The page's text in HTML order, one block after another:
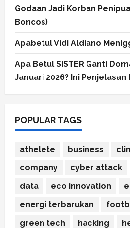
Godaan Jadi Korban
Boncos)
Apabetul Vidi Aldiano
Apa Betul SISTER Ganti
Januari 2026? Ini
POPULAR TAGS
athelete business
company
cyber attack
data
eco innovation
energi terbarukan
green tech
hacking